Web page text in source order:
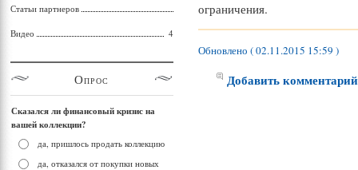
ограничения.
Обновлено ( 02.11.2015 15:59 )
Добавить комментарий
Статьи партнеров
Видео 4
Опрос
Сказался ли финансовый кризис на
вашей коллекции?
да, пришлось продать коллекцию
да, отказался от покупки новых